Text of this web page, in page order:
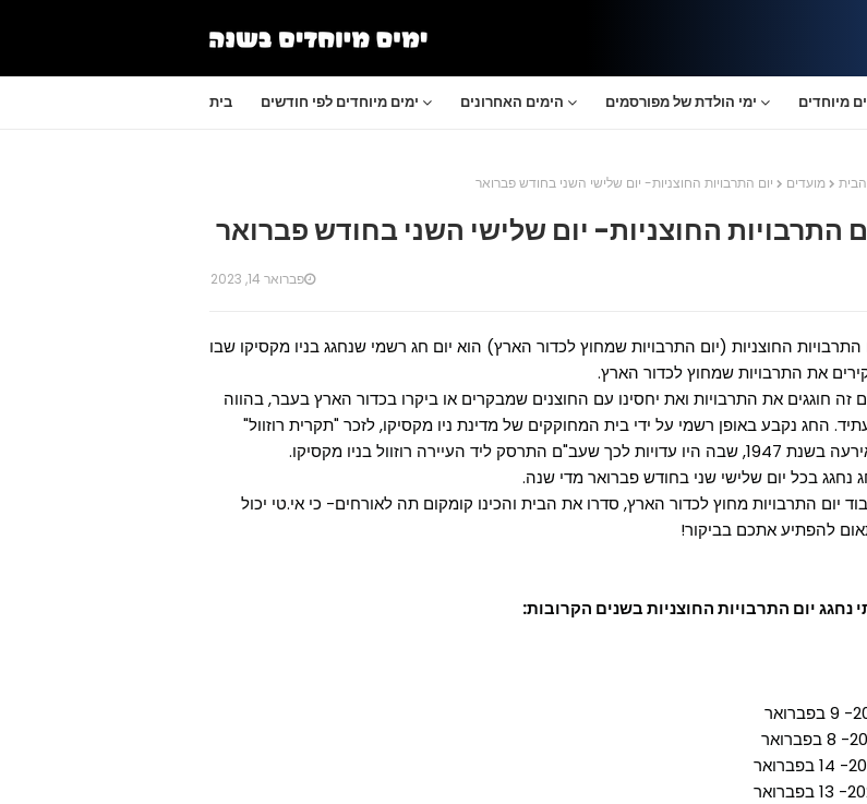
בית ימים מיוחדים לפי חודשים הימים האחרונים ימי הולדת של מפורסמים מיוחדים
מועדים יום התרבויות החוצניות- יום שלישי השני בחודש פברואר
התרבויות החוצניות- יום שלישי השני בחודש פברואר
פברואר 14, 2023
התרבויות החוצניות (יום התרבויות שמחוץ לכדור הארץ) הוא יום חג רשמי שנחגג בניו מקסיקו שבו
את התרבויות שמחוץ לכדור הארץ.
זה חוגגים את התרבויות ואת יחסינו עם החוצנים שמבקרים או ביקרו בכדור הארץ בעבר, בהווה
החג נקבע באופן רשמי על ידי בית המחוקקים של מדינת ניו מקסיקו, לזכר "תקרית רוזוול"
היו עדויות לכך שעב"ם התרסק ליד העיירה רוזוול בניו מקסיקו.
נחגג בכל יום שלישי שני בחודש פברואר מדי שנה.
יום התרבויות מחוץ לכדור הארץ, סדרו את הבית והכינו קומקום תה לאורחים- כי אי.טי יכול
להפתיע אתכם בביקור!
נחגג יום התרבויות החוצניות בשנים הקרובות: